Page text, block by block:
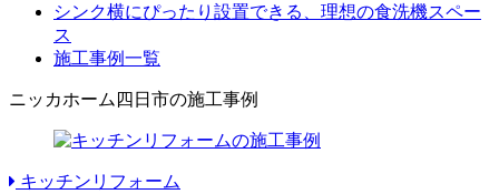
シンク横にぴったり設置できる、理想の食洗機スペー
ス
施工事例一覧
ニッカホーム四日市の施工事例
キッチンリフォーム